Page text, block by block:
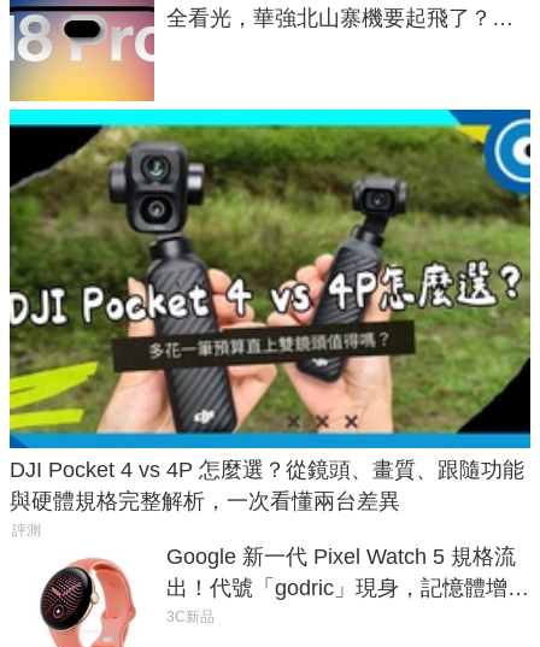
全看光，華強北山寨機要起飛了？專
DJI Pocket 4 vs 4P 怎麼選？從鏡頭、畫質、跟隨功能
與硬體規格完整解析，一次看懂兩台差異
評測
Google 新一代 Pixel Watch 5 規格流
出！代號「godric」現身，記憶體增強
鎖定 AI 應用
3C新品